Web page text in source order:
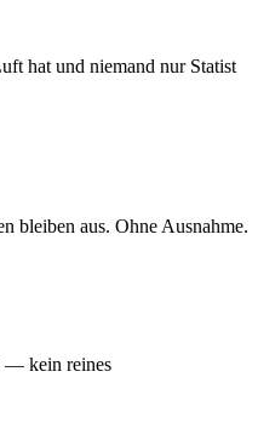
hat und niemand nur Statist
bleiben aus. Ohne Ausnahme.
— kein reines